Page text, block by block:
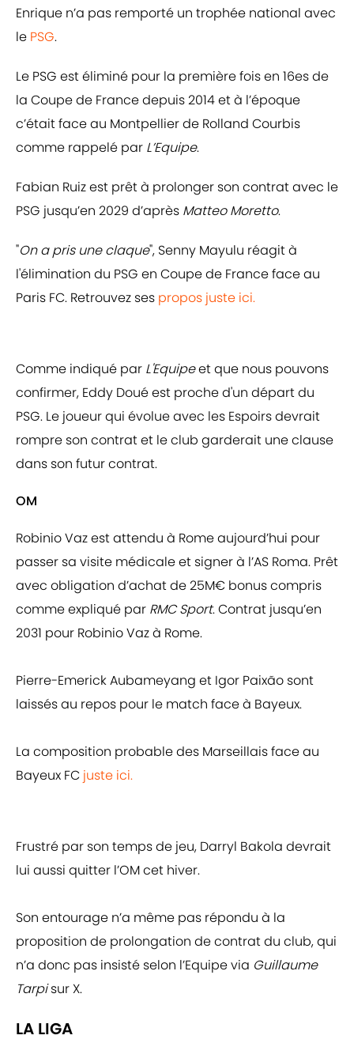
Enrique n’a pas remporté un trophée national avec
le PSG.
Le PSG est éliminé pour la première fois en 16es de
la Coupe de France depuis 2014 et à l’époque
c’était face au Montpellier de Rolland Courbis
comme rappelé par L’Equipe.
Fabian Ruiz est prêt à prolonger son contrat avec le
PSG jusqu’en 2029 d’après Matteo Moretto.
"On a pris une claque", Senny Mayulu réagit à
l'élimination du PSG en Coupe de France face au
Paris FC. Retrouvez ses propos juste ici.
Comme indiqué par L'Equipeet que nous pouvons
confirmer, Eddy Doué est proche d'un départ du
PSG. Le joueur qui évolue avec les Espoirs devrait
rompre son contrat et le club garderait une clause
dans son futur contrat.
OM
Robinio Vaz est attendu à Rome aujourd’hui pour
passer sa visite médicale et signer à l’AS Roma. Prêt
avec obligation d’achat de 25M€ bonus compris
comme expliqué par RMC Sport. Contrat jusqu’en
2031 pour Robinio Vaz à Rome.
Pierre-Emerick Aubameyang et Igor Paixão sont
laissés au repos pour le match face à Bayeux.
La composition probable des Marseillais face au
Bayeux FC juste ici.
Frustré par son temps de jeu, Darryl Bakola devrait
lui aussi quitter l’OM cet hiver.
Son entourage n’a même pas répondu à la
proposition de prolongation de contrat du club, qui
n’a donc pas insisté selon l’Equipe via Guillaume
Tarpisur X.
LA LIGA